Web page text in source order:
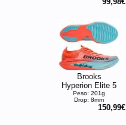
Brooks
Hyperion Elite 5
Peso: 201g
Drop: 8mm
150,99€